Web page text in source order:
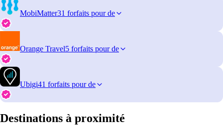
MobiMatter31 forfaits pour de
Orange Travel5 forfaits pour de
Ubigi41 forfaits pour de
Destinations à proximité